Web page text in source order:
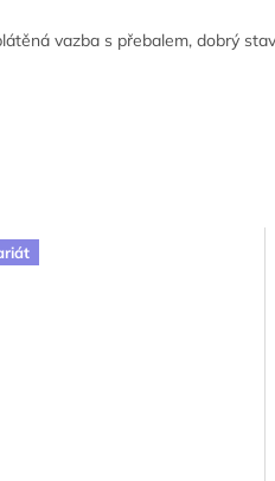
vazba s přebalem, dobrý